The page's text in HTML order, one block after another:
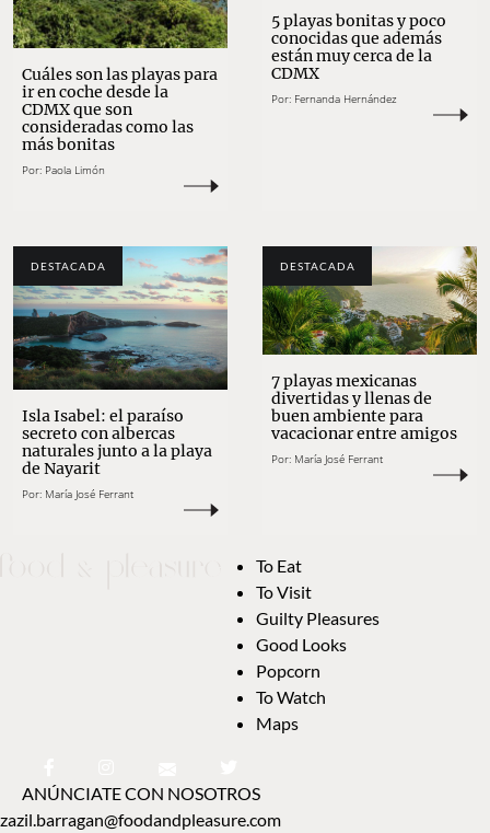
Cuáles son las playas para
ir en coche desde la
CDMX que son
consideradas como las
más bonitas
Por: Paola Limón
5 playas bonitas y poco
conocidas que además
están muy cerca de la
CDMX
Por: Fernanda Hernández
DESTACADA
Isla Isabel: el paraíso
secreto con albercas
naturales junto a la playa
de Nayarit
Por: María José Ferrant
DESTACADA
7 playas mexicanas
divertidas y llenas de
buen ambiente para
vacacionar entre amigos
Por: María José Ferrant
To Eat
To Visit
Guilty Pleasures
Good Looks
Popcorn
To Watch
Maps
ANÚNCIATE CON NOSOTROS
zazil.barragan@foodandpleasure.com